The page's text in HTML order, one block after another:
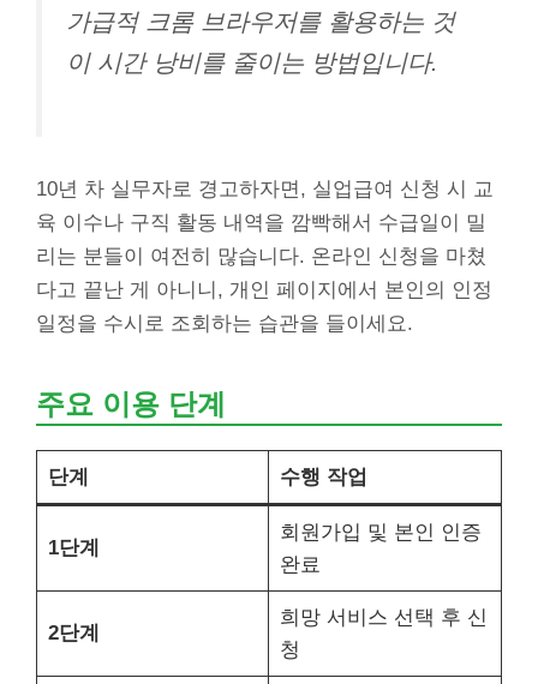
가급적 크롬 브라우저를 활용하는 것
이 시간 낭비를 줄이는 방법입니다.
10년 차 실무자로 경고하자면, 실업급여 신청 시 교
육 이수나 구직 활동 내역을 깜빡해서 수급일이 밀
리는 분들이 여전히 많습니다. 온라인 신청을 마쳤
다고 끝난 게 아니니, 개인 페이지에서 본인의 인정
일정을 수시로 조회하는 습관을 들이세요.
주요 이용 단계
단계 수행 작업
1단계
회원가입 및 본인 인증
완료
2단계
희망 서비스 선택 후 신
청